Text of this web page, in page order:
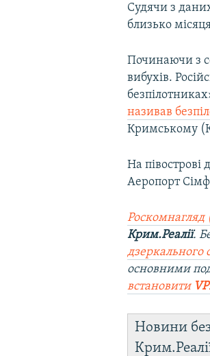
Судячи з
близько
Починаючи з
вибухів.
називав
Кримському
На
Аеропорт
Роскомнагляд
Крим.Реалії.
дзеркального
основними
встановити
Новини